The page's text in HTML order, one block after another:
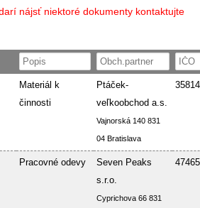
nájsť niektoré dokumenty kontaktujte
Materiál k
činnosti
Ptáček-
veľkoobchod a.s.
Vajnorská 140 831
04 Bratislava
Pracovné odevy
Seven Peaks
s.r.o.
Cyprichova 66 831